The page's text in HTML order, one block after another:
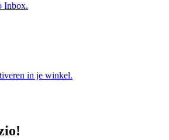
Inbox.
in je winkel.